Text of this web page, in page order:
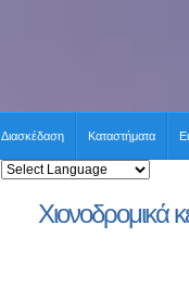
Διασκέδαση Καταστήματα
Χιονοδρομικά